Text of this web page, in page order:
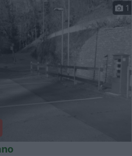
1